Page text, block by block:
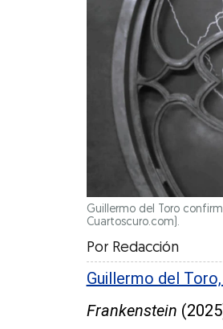
Guillermo del Toro
Cuartoscuro.com).
Por Redacción
Guillermo del
Frankenstein